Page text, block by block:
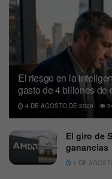
El riesgo en la
gasto de 4 billones de
4 DE AGOSTO DE 2026
El giro de
ganancias
5 DE